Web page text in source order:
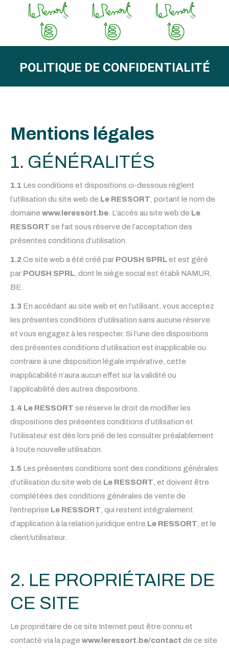
POLITIQUE DE CONFIDENTIALITÉ
Mentions légales
1. GÉNÉRALITÉS
1.1 Les conditions et dispositions ci-dessous règlent
l’utilisation du site web de Le RESSORT , portant le nom de
domaine www.leressort.be . L’accès au site web de Le
RESSORT se fait sous réserve de l’acceptation des
présentes conditions d’utilisation.
1.2 Ce site web a été créé par POUSH SPRLet est géré
par POUSH SPRL , dont le siège social est établi NAMUR,
BE.
1.3 En accédant au site web et en l’utilisant, vous acceptez
les présentes conditions d’utilisation sans aucune réserve
et vous engagez à les respecter. Si l’une des dispositions
des présentes conditions d’utilisation est inapplicable ou
contraire à une disposition légale impérative, cette
inapplicabilité n’aura aucun effet sur la validité ou
l’applicabilité des autres dispositions.
1.4 Le RESSORT se réserve le droit de modifier les
dispositions des présentes conditions d’utilisation et
l’utilisateur est dès lors prié de les consulter préalablement
à toute nouvelle utilisation.
1.5 Les présentes conditions sont des conditions générales
d’utilisation du site web de Le RESSORT , et doivent être
complétées des conditions générales de vente de
l’entreprise Le RESSORT , qui restent intégralement
d’application à la relation juridique entre Le RESSORT , et le
client/utilisateur.
2. LE PROPRIÉTAIRE DE
CE SITE
Le propriétaire de ce site Internet peut être connu et
contacté via la page www.leressort.be/contact de ce site